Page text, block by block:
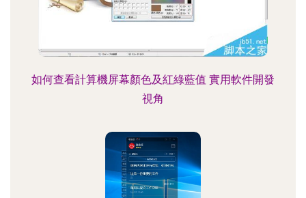
如何查看計算機屏幕顏色及紅綠藍值 實用軟件開發
視角